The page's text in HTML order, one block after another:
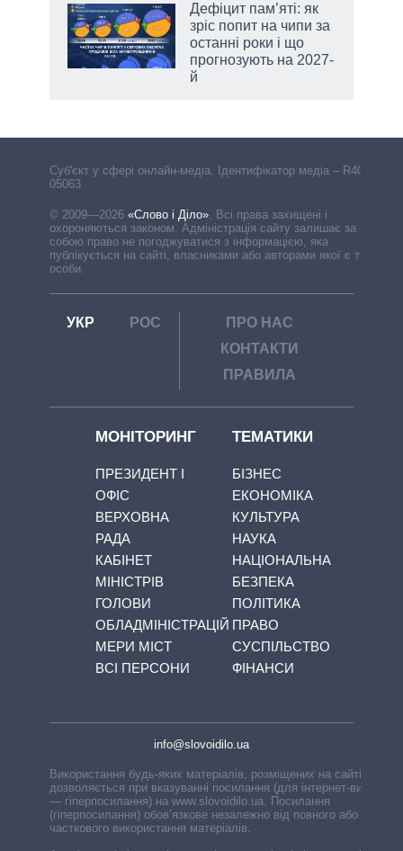
Дефіцит пам’яті: як
зріс попит на чипи за
останні роки і що
прогнозують на 2027-
й
Cуб'єкт у сфері онлайн-медіа. Ідентифікатор медіа – R40-
05063
© 2009—2026 «Слово і Діло». Всі права захищені і
охороняються законом. Адміністрація сайту залишає за
собою право не погоджуватися з інформацією, яка
публікується на сайті, власниками або авторами якої є треті
особи.
УКР РОС
ПРО НАС
КОНТАКТИ
ПРАВИЛА
МОНІТОРИНГ
ПРЕЗИДЕНТ І
ОФІС
ВЕРХОВНА
РАДА
КАБІНЕТ
МІНІСТРІВ
ГОЛОВИ
ОБЛАДМІНІСТРАЦІЙ
МЕРИ МІСТ
ВСІ ПЕРСОНИ
ТЕМАТИКИ
БІЗНЕС
ЕКОНОМІКА
КУЛЬТУРА
НАУКА
НАЦІОНАЛЬНА
БЕЗПЕКА
ПОЛІТИКА
ПРАВО
СУСПІЛЬСТВО
ФІНАНСИ
info@slovoidilo.ua
Використання будь-яких матеріалів, розміщених на сайті,
дозволяється при вказуванні посилання (для інтернет-видань
— гіперпосилання) на www.slovoidilo.ua. Посилання
(гіперпосилання) обов’язкове незалежно від повного або
часткового використання матеріалів.